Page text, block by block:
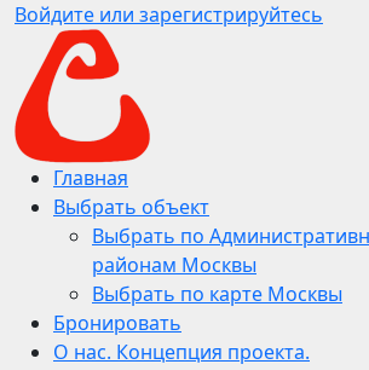
Войдите или зарегистрируйтесь
Главная
Выбрать объект
Выбрать по
районам Москвы
Выбрать по карте Москвы
Бронировать
О нас. Концепция проекта.